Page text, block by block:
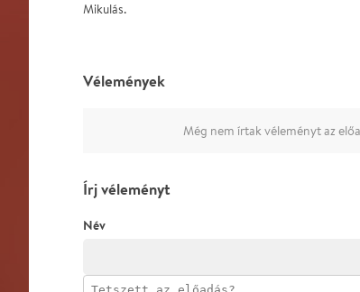
Mikulás.
Vélemények
Még nem írtak véleményt az
Írj véleményt
Név